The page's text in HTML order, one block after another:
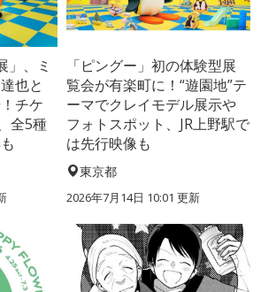
」、ミ
也と
チケ
全5種
「ピングー」初の体験型展
覧会が有楽町に！“遊園地”テ
ーマでクレイモデル展示や
フォトスポット、JR上野駅で
は先行映像も
東京都
2026年7月14日 10:01 更新